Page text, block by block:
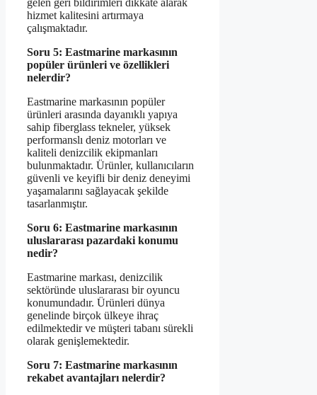
gelen geri bildirimleri dikkate alarak
hizmet kalitesini artırmaya
çalışmaktadır.
Soru 5: Eastmarine markasının
popüler ürünleri ve özellikleri
nelerdir?
Eastmarine markasının popüler
ürünleri arasında dayanıklı yapıya
sahip fiberglass tekneler, yüksek
performanslı deniz motorları ve
kaliteli denizcilik ekipmanları
bulunmaktadır. Ürünler, kullanıcıların
güvenli ve keyifli bir deniz deneyimi
yaşamalarını sağlayacak şekilde
tasarlanmıştır.
Soru 6: Eastmarine markasının
uluslararası pazardaki konumu
nedir?
Eastmarine markası, denizcilik
sektöründe uluslararası bir oyuncu
konumundadır. Ürünleri dünya
genelinde birçok ülkeye ihraç
edilmektedir ve müşteri tabanı sürekli
olarak genişlemektedir.
Soru 7: Eastmarine markasının
rekabet avantajları nelerdir?